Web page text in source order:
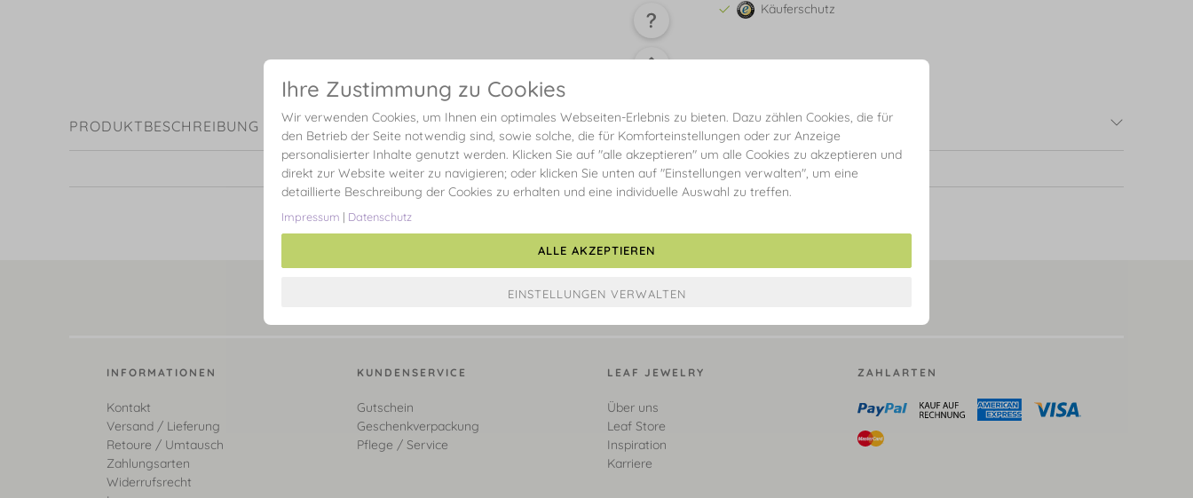
Käuferschutz
PRODUKTBESCHREIBUNG
INFORMATIONEN
Kontakt
Versand / Lieferung
Retoure / Umtausch
Zahlungsarten
Widerrufsrecht
KUNDENSERVICE
Gutschein
Geschenkverpackung
Pflege / Service
LEAF JEWELRY
Über uns
Leaf Store
Inspiration
Karriere
ZAHLARTEN
Ihre Zustimmung zu Cookies
Wir verwenden Cookies, um Ihnen ein optimales Webseiten-Erlebnis zu bieten. Dazu zählen Cookies, die für
den Betrieb der Seite notwendig sind, sowie solche, die für Komforteinstellungen oder zur Anzeige
personalisierter Inhalte genutzt werden. Klicken Sie auf "alle akzeptieren" um alle Cookies zu akzeptieren und
direkt zur Website weiter zu navigieren; oder klicken Sie unten auf "Einstellungen verwalten", um eine
detaillierte Beschreibung der Cookies zu erhalten und eine individuelle Auswahl zu treffen.
Impressum | Datenschutz
ALLE AKZEPTIEREN